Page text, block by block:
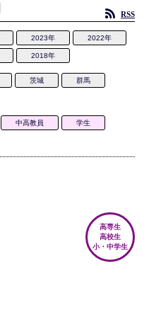
RSS
2023年 2022年
2018年
茨城 群馬
中高教員 学生
高専生
高校生
小・中学生